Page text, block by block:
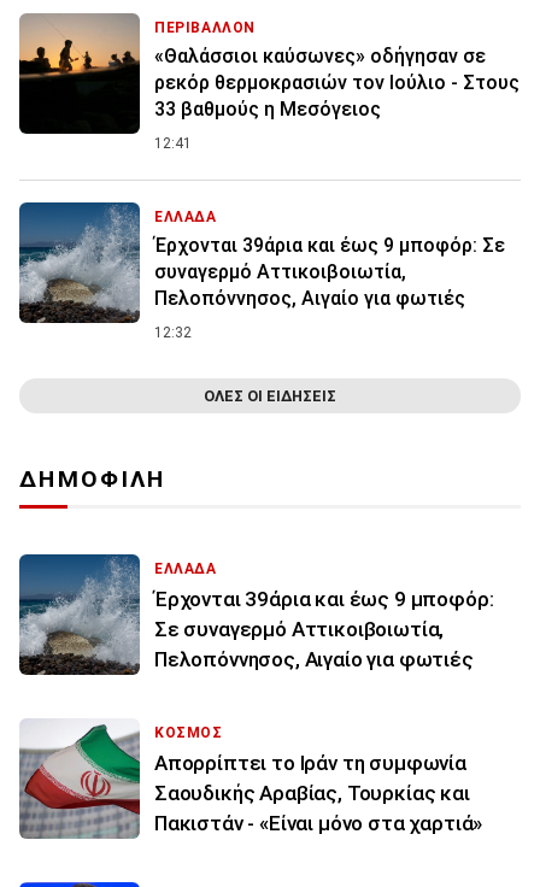
ΠΕΡΙΒΑΛΛΟΝ
«Θαλάσσιοι καύσωνες» οδήγησαν σε
ρεκόρ θερμοκρασιών τον Ιούλιο - Στους
33 βαθμούς η Μεσόγειος
12:41
ΕΛΛΑΔΑ
Έρχονται 39άρια και έως 9 μποφόρ: Σε
συναγερμό Αττικοιβοιωτία,
Πελοπόννησος, Αιγαίο για φωτιές
12:32
ΟΛΕΣ ΟΙ ΕΙΔΗΣΕΙΣ
ΔΗΜΟΦΙΛΗ
ΕΛΛΑΔΑ
Έρχονται 39άρια και έως 9 μποφόρ:
Σε συναγερμό Αττικοιβοιωτία,
Πελοπόννησος, Αιγαίο για φωτιές
ΚΟΣΜΟΣ
Απορρίπτει το Ιράν τη συμφωνία
Σαουδικής Αραβίας, Τουρκίας και
Πακιστάν - «Είναι μόνο στα χαρτιά»